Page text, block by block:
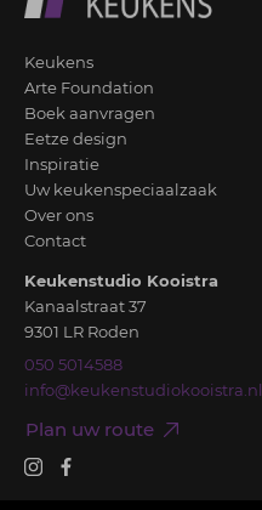
Keukens
Arte Foundation
Boek aanvragen
Eetze design
Inspiratie
Uw keukenspeciaalzaak
Over ons
Contact
Keukenstudio Kooistra
Kanaalstraat 37
9301 LR Roden
050 5014588
info@keukenstudiokooistra.nl
Plan uw route